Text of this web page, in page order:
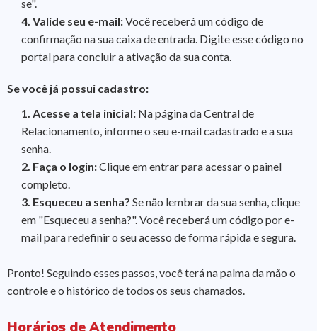
se".
4. Valide seu e-mail:Você receberá um código de
confirmação na sua caixa de entrada. Digite esse código no
portal para concluir a ativação da sua conta.
Se você já possui cadastro:
1. Acesse a tela inicial: Na página da Central de
Relacionamento, informe o seu e-mail cadastrado e a sua
senha.
2. Faça o login:Clique em entrar para acessar o painel
completo.
3. Esqueceu a senha? Se não lembrar da sua senha, clique
em "Esqueceu a senha?". Você receberá um código por e-
mail para redefinir o seu acesso de forma rápida e segura.
Pronto! Seguindo esses passos, você terá na palma da mão o
controle e o histórico de todos os seus chamados.